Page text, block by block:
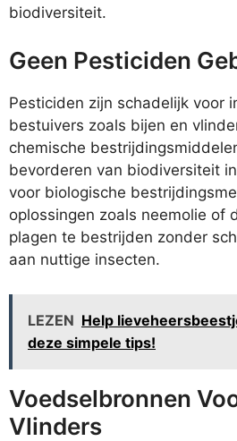
biodiversiteit.
Geen Pesticiden
Pesticiden zijn schadelijk voor
bestuivers zoals bijen en
chemische
bevorderen van biodiversiteit
voor biologische
oplossingen zoals neemolie of
plagen te bestrijden zonder
aan nuttige insecten.
LEZEN Help
deze simpele tips!
Voedselbronnen
Vlinders